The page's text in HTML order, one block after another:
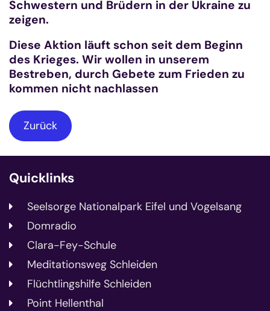
Schwestern und Brüdern in der Ukraine zu
zeigen.
Diese Aktion läuft schon seit dem Beginn
des Krieges. Wir wollen in unserem
Bestreben, durch Gebete zum Frieden zu
kommen nicht nachlassen
Zurück
Quicklinks
Seelsorge Nationalpark Eifel und Vogelsang
Domradio
Clara-Fey-Schule
Meditationsweg Schleiden
Flüchtlingshilfe Schleiden
Point Hellenthal